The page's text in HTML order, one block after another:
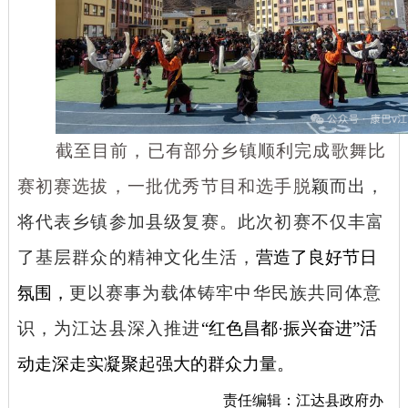
截至目前，已有部分乡镇顺利完成歌舞比
赛初赛选拔，一批优秀节目和选手脱颖而出，
将代表乡镇参加县级复赛。此次初赛不仅丰富
了基层群众的精神文化生活，营造了良好节日
氛围， 更以赛事为载体铸牢中华民族共同体意
识，为江达县深入推进“红色昌都·振兴奋进”活
动走深走实凝聚起强大的群众力量。
责任编辑：江达县政府办